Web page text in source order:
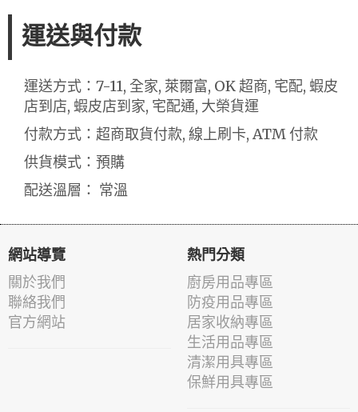
運送與付款
運送方式：7-11, 全家, 萊爾富, OK 超商, 宅配, 蝦皮
店到店, 蝦皮店到家, 宅配通, 大榮貨運
付款方式：超商取貨付款, 線上刷卡, ATM 付款
供貨模式：預購
配送溫層： 常溫
網站導覽
關於我們
聯絡我們
官方網站
熱門分類
廚房用品專區
防疫用品專區
居家收納專區
生活用品專區
清潔用具專區
保鮮用具專區